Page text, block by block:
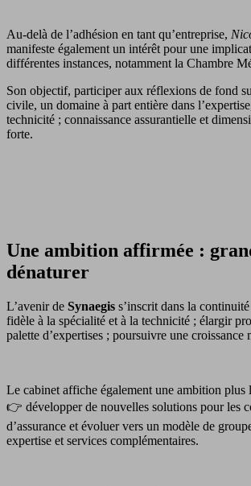
Au-delà de l’adhésion en tant qu’entreprise,
manifeste également un intérêt pour une
différentes instances, notamment la Chambre
Son objectif, participer aux réflexions de fond
civile, un domaine à part entière dans
technicité ; connaissance assurantielle et
forte.
Une ambition affirmée :
dénaturer
L’avenir de Synaegis s’inscrit dans la
fidèle à la spécialité et à la technicité ; élargir
palette d’expertises ; poursuivre une croissance
Le cabinet affiche également une ambition plus
👉 développer de nouvelles solutions pour les
d’assurance et évoluer vers un modèle de
expertise et services complémentaires.